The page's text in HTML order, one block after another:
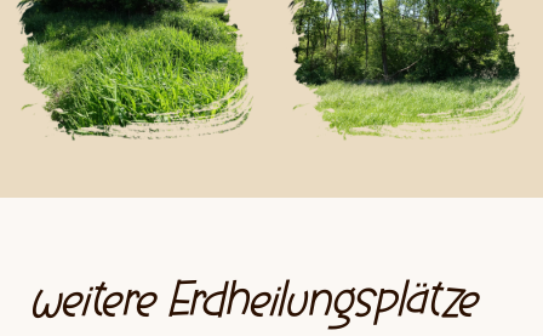
weitere Erdheilungsplätze